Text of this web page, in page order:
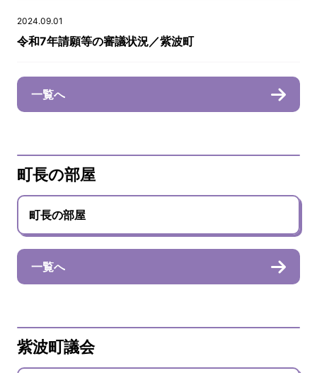
2024.09.01
令和7年請願等の審議状況／紫波町
一覧へ
町長の部屋
町長の部屋
一覧へ
紫波町議会